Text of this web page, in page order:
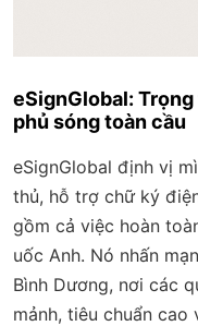
eSignGlobal:
phủ sóng toàn cầu
eSignGlobal định vị
thủ, hỗ trợ chữ ký
gồm cả việc hoàn
uốc Anh. Nó nhấn
Bình Dương, nơi các
mảnh, tiêu chuẩn